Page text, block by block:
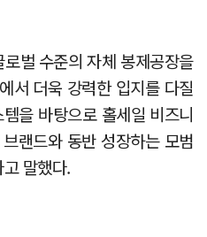
벌 수준의 자체 봉제공장을
서 더욱 강력한 입지를 다질
을 바탕으로 홀세일 비즈니
랜드와 동반 성장하는 모범
말했다.